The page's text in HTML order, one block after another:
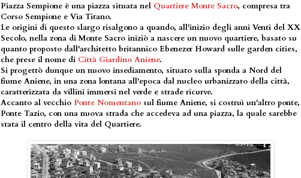
Piazza Sempione è una piazza situata nel Quartiere Monte Sacro, compresa tra
Corso Sempione e Via Titano.
Le origini di questo slargo risalgono a quando, all'inizio degli anni Venti del XX
Secolo, nella zona di Monte Sacro iniziò a nascere un nuovo quartiere, basato su
quanto proposto dall'architetto britannico Ebenezer Howard sulle garden cities,
che prese il nome di Città Giardino Aniene.
Si progettò dunque un nuovo insediamento, situato sulla sponda a Nord del
fiume Aniene, in una zona lontana all'epoca dal nucleo urbanizzato della città,
caratterizzata da villini immersi nel verde e strade ricurve.
Accanto al vecchio Ponte Nomentano sul fiume Aniene, si costruì un'altro ponte,
Ponte Tazio, con una nuova strada che accedeva ad una piazza, la quale sarebbe
stata il centro della vita del Quartiere.